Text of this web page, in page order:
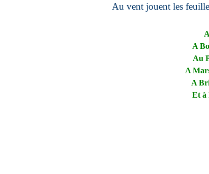
Au vent jouent les
A
Au
A
A
Et à